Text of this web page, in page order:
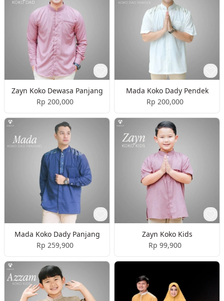
Zayn Koko Dewasa Panjang
Rp 200,000
Mada Koko Dady Pendek
Rp 200,000
Mada Koko Dady Panjang
Rp 259,900
Zayn Koko Kids
Rp 99,900